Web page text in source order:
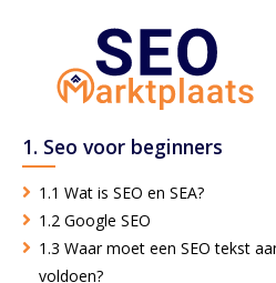
1. Seo voor beginners
1.1 Wat is SEO en SEA?
1.2 Google SEO
1.3 Waar moet een SEO tekst
voldoen?